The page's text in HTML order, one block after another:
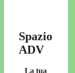
Spazio
ADV
La tua